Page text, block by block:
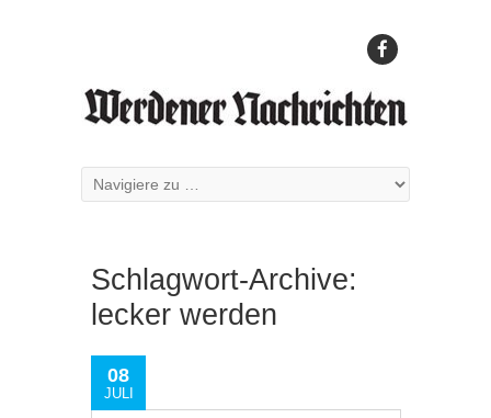
Schlagwort-Archive:
lecker werden
08
JULI